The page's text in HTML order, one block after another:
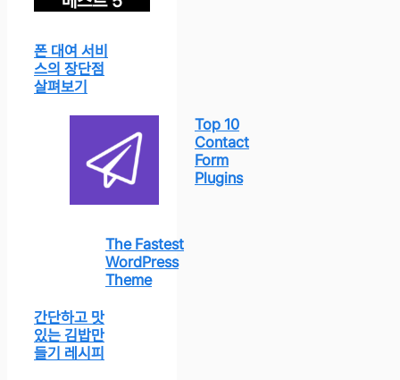
폰 대여 서비
스의 장단점
살펴보기
Top 10
Contact
Form
Plugins
The Fastest
WordPress
Theme
간단하고 맛
있는 김밥만
들기 레시피